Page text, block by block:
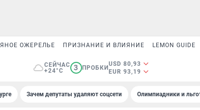
ОЖЕРЕЛЬЕ ПРИЗНАНИЕ И ВЛИЯНИЕ LEMON GUIDE
СЕЙЧАС
+24°C
3 ПРОБКИ
USD 80,93
EUR 93,19
Зачем депутаты удаляют соцсети Олимпиадники и